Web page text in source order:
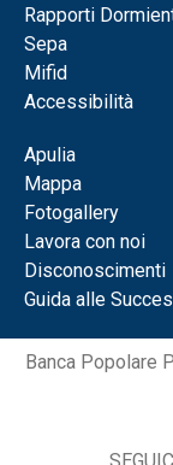
Rapporti
Sepa
Mifid
Accessibilità
Apulia
Mappa
Fotogallery
Lavora con noi
Disconoscimenti
Guida alle
Banca Popolare